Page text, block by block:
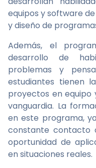
equipos y software
y diseño de
Además, el
desarrollo de
problemas y
estudiantes tienen
proyectos en equipo
vanguardia. La
en este programa,
constante contacto
oportunidad de
en situaciones reales.